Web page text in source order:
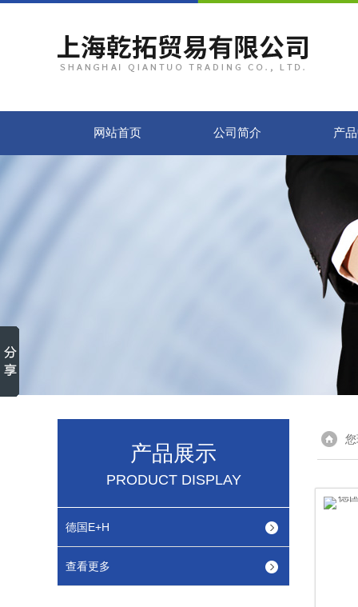
网站首页 公司简介 产
产品展示
PRODUCT DISPLAY
德国E+H
查看更多
您